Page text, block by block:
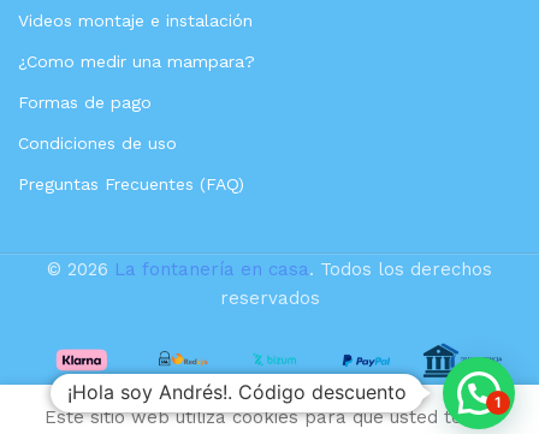
Videos montaje e instalación
¿Como medir una mampara?
Formas de pago
Condiciones de uso
Preguntas Frecuentes (FAQ)
© 2026 La fontanería en casa. Todos los derechos
reservados
Este sitio web utiliza cookies para que usted tenga
Mampara
frontal de
¡Hola soy Andrés!. Código descuento 1